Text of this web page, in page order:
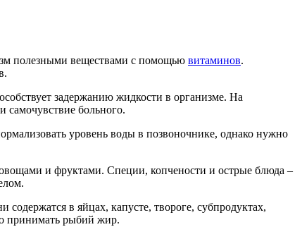
полезными веществами с помощью витаминов.
задержанию жидкости в организме. На
самочувствие больного.
уровень воды в позвоночнике, однако нужно
и фруктами. Специи, копчености и острые блюда –
в яйцах, капусте, твороге, субпродуктах,
принимать рыбий жир.